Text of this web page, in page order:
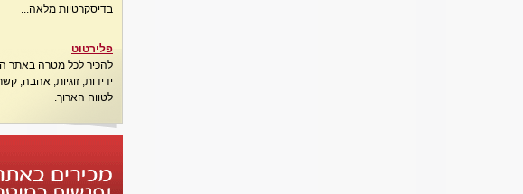
בדיסקרטיות מלאה...
פלירטוט
להכיר לכל מטרה באתר
ידידות, זוגיות, אהבה,
לטווח הארוך.